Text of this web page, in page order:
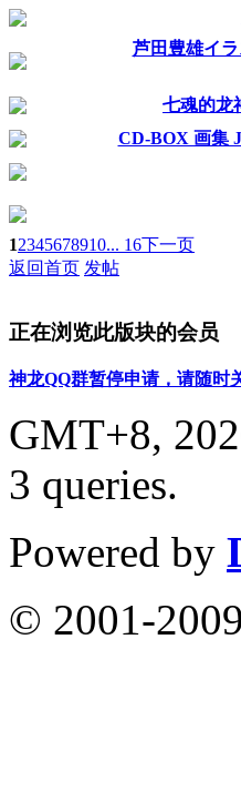
芦田豊雄イ
七魂的龙
CD-BOX 画集
12345678910... 16下一页
返回首页 发帖
正在浏览此版块的会员
神龙QQ群暂停申请，请随时
GMT+8,
3 queries.
Powered by
© 2001-2009